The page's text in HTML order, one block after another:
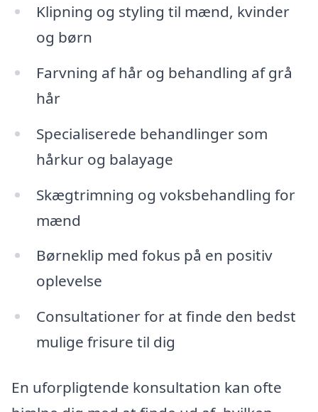
Klipning og styling til mænd, kvinder
og børn
Farvning af hår og behandling af grå
hår
Specialiserede behandlinger som
hårkur og balayage
Skægtrimning og voksbehandling for
mænd
Børneklip med fokus på en positiv
oplevelse
Consultationer for at finde den bedst
mulige frisure til dig
En uforpligtende konsultation kan ofte